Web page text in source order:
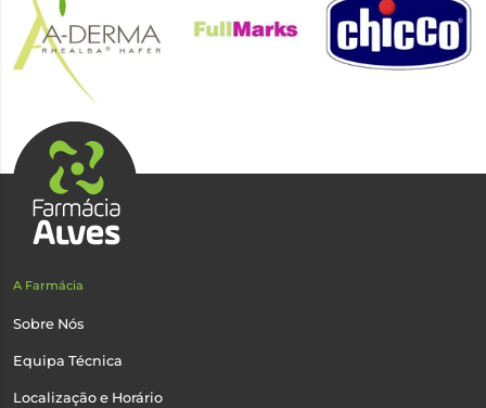
A Farmácia
Sobre Nós
Equipa Técnica
Localização e Horário